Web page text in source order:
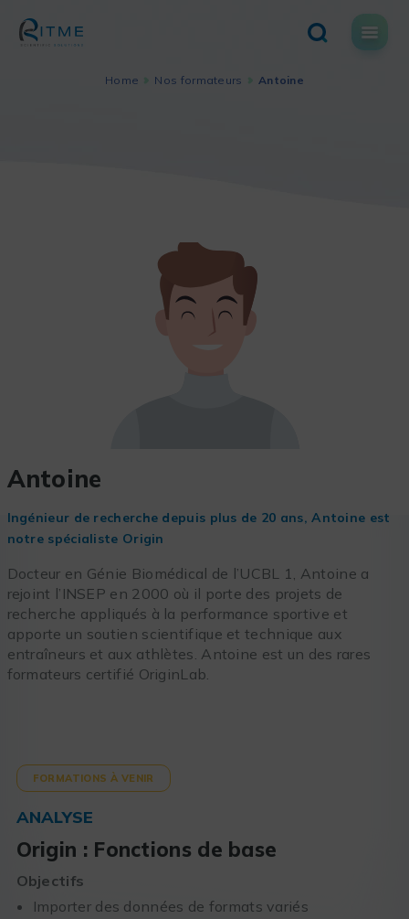
content
Home Nos formateurs Antoine
Antoine
Ingénieur de recherche depuis plus de 20 ans, Antoine est
notre spécialiste Origin
Docteur en Génie Biomédical de l’UCBL 1, Antoine a
rejoint l’INSEP en 2000 où il porte des projets de
recherche appliqués à la performance sportive et
apporte un soutien scientifique et technique aux
entraîneurs et aux athlètes. Antoine est un des rares
formateurs certifié OriginLab.
FORMATIONS À VENIR
ANALYSE
Origin : Fonctions de base
Objectifs
Importer des données de formats variés